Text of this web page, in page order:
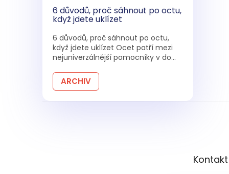
6 důvodů, proč sáhnout po octu,
když jdete uklízet
6 důvodů, proč sáhnout po octu,
když jdete uklízet Ocet patří mezi
nejuniverzálnější pomocníky v do...
ARCHIV
Kontakt